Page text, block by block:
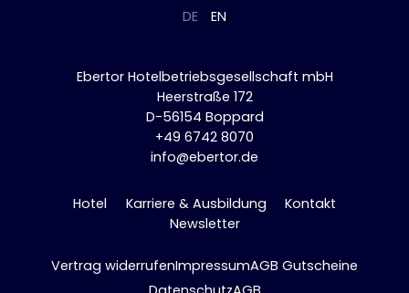
DE EN
Ebertor Hotelbetriebsgesellschaft mbH
Heerstraße 172
D-56154 Boppard
+49 6742 8070
info@ebertor.de
Hotel Karriere & Ausbildung
Kontakt
Newsletter
Vertrag widerrufenImpressumAGB Gutscheine